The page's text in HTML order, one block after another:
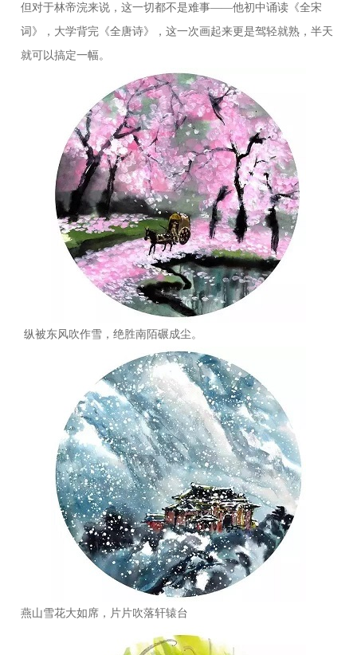
但对于林帝浣来说，这一切都不是难事——他初中诵读《全宋
词》，大学背完《全唐诗》，这一次画起来更是驾轻就熟，半天
就可以搞定一幅。
纵被东风吹作雪，绝胜南陌碾成尘。
燕山雪花大如席，片片吹落轩辕台